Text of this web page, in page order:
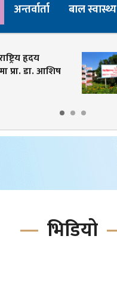
अन्तर्वार्ता बाल स्वास्थ्य
हृदय
प्रा. डा. आशिष
भिडियो